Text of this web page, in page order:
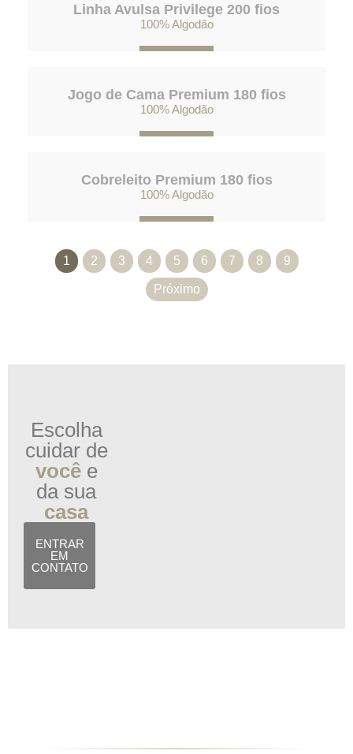
Linha Avulsa Privilege 200 fios
100% Algodão
Jogo de Cama Premium 180 fios
100% Algodão
Cobreleito Premium 180 fios
100% Algodão
1 2 3 4 5 6 7 8 9
Próximo
Escolha
cuidar de
vocêe
da sua
casa
ENTRAR
EM
CONTATO